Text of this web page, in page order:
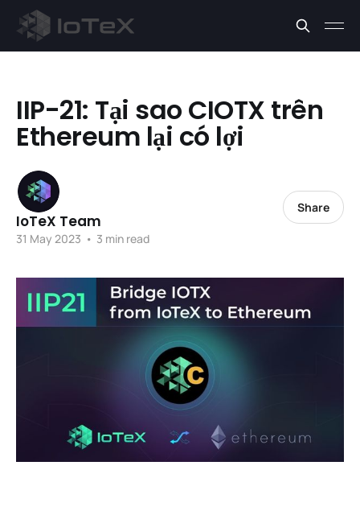
IIP-21: Tại sao CIOTX trên
Ethereum lại có lợi
IoTeX Team
31 May 2023 • 3 min read
Share